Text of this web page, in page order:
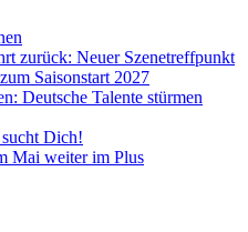
zurück: Neuer Szenetreffpunkt
Saisonstart 2027
Deutsche Talente stürmen
Dich!
Mai weiter im Plus